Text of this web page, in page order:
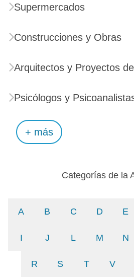
Supermercados
Construcciones y Obras
Arquitectos y Proyectos
Psicólogos y
+ más
Categorías de la
A B C D E
I J L M N
R S T V